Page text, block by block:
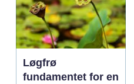
Løgfrø
fundamentet for en